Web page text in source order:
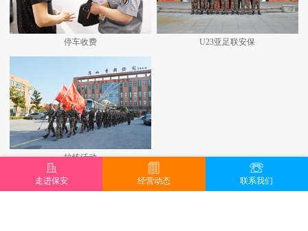
停车收费 U23亚足联安保
拉练活动
查看更多+
走进保安 经营动态 联系我们